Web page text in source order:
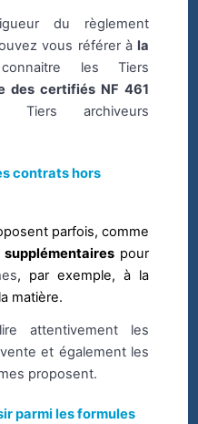
du règlement
vous référer àla
les Tiers
des certifiés NF 461
archiveurs
contrats hors
parfois, comme
pour
, par exemple, à la
matière.
attentivement les
et également les
proposent.
parmi les formules